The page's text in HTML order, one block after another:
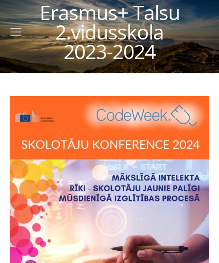
Erasmus+ Talsu
2.vidusskola
2023-2024